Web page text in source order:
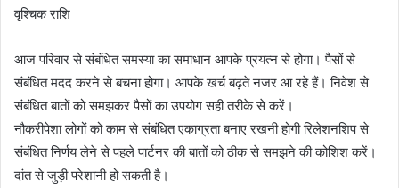
वृश्चिक राशि
आज परिवार से संबंधित समस्या का समाधान आपके प्रयत्न से होगा। पैसों से
संबंधित मदद करने से बचना होगा। आपके खर्च बढ़ते नजर आ रहे हैं। निवेश से
संबंधित बातों को समझकर पैसों का उपयोग सही तरीके से करें।
नौकरीपेशा लोगों को काम से संबंधित एकाग्रता बनाए रखनी होगी रिलेशनशिप से
संबंधित निर्णय लेने से पहले पार्टनर की बातों को ठीक से समझने की कोशिश करें।
दांत से जुड़ी परेशानी हो सकती है।